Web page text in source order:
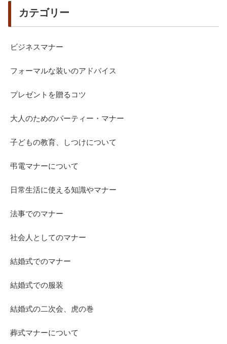
カテゴリー
ビジネスマナー
フォーマルな装いのアドバイス
プレゼントを贈るコツ
大人のためのパーティー・マナー
子どもの教育、しつけについて
弔電マナーについて
日常生活に使える知識やマナー
法事でのマナー
社会人としてのマナー
結婚式でのマナー
結婚式での服装
結婚式の二次会、虎の巻
葬式マナーについて